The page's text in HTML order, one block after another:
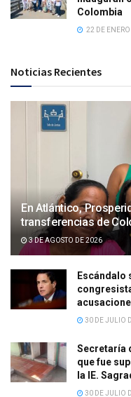
Colombia
22 DE
Noticias Recientes
En Atlántico,
transferencias de
3 DE AGOSTO DE 2026
Escándalo
30 DE JULIO
Secretaría
que fue
la IE.
30 DE JULIO